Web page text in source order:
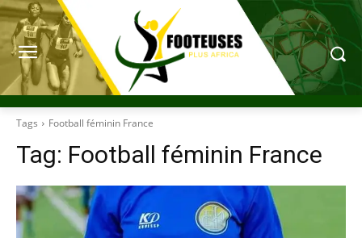
Tags Football féminin France
Tag: Football féminin France